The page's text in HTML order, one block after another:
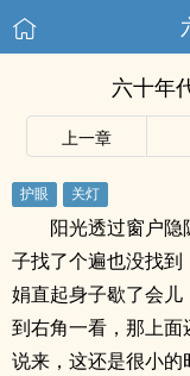
六十年
上一章
阳光透过窗户
子找了个遍也没找
娟直起身子歇了会
到右角一看，那上面
说来，这还是很小